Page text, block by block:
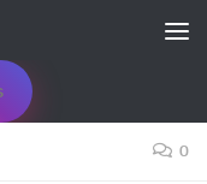
0